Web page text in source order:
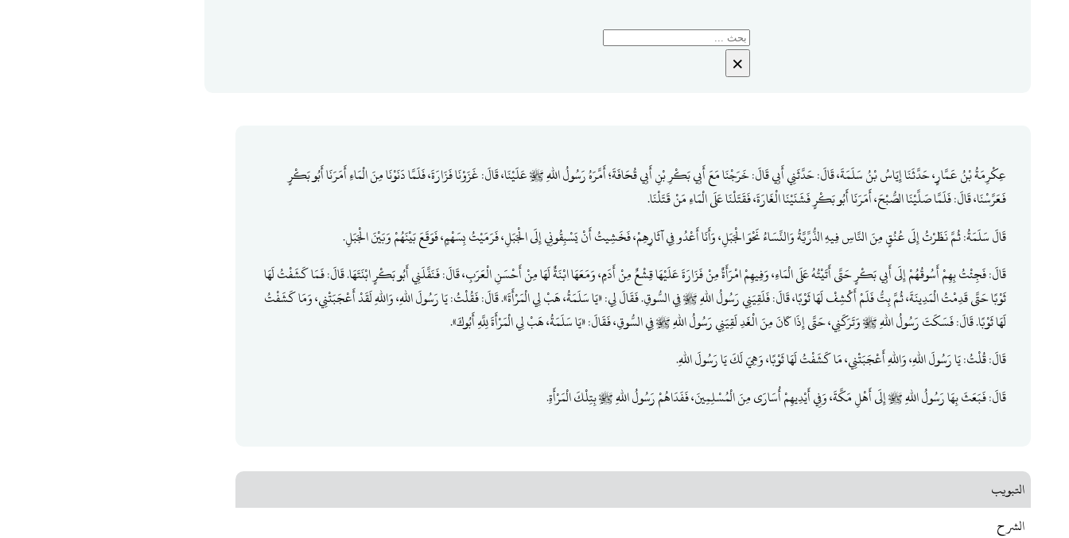
بحث
×
عِكْرِمَةُ بْنُ عَمَّارٍ، حَدَّثَنَا إِيَاسُ بْنُ سَلَمَةَ، قَالَ: حَدَّثَنِي أَبِي قَالَ: خَرَجْنَا مَعَ أَبِي بَكْرِ بْنِ أَبِي قُحَافَةَ؛ أَمَّرَهُ رَسُولُ اللهِ ﷺ عَلَيْنَا، قَالَ: غَزَوْنَا فَزَارَةَ، فَلَمَّا دَنَوْنَا مِنَ الْمَاءِ أَمَرَنَا أَبُو بَكْرٍ
فَعَرَّسْنَا، قَالَ: فَلَمَّا صَلَّيْنَا الصُّبْحَ، أَمَرَنَا أَبُو بَكْرٍ فَشَنَيْنَا الْغَارَةَ، فَقَتَلْنَا عَلَى الْمَاءِ مَنْ قَتَلْنَا.
قَالَ سَلَمَةُ: ثُمَّ نَظَرْتُ إِلَى عُنُقٍ مِنَ النَّاسِ فِيهِ الذُّرِّيَّةُ وَالنِّسَاءُ نَحْوَ الْجَبَلِ، وَأَنَا أَعْدُو فِي آثَارِهِمْ، فَخَشِيتُ أَنْ يَسْبِقُونِي إِلَى الْجَبَلِ، فَرَمَيْتُ بِسَهْمٍ، فَوَقَعَ بَيْنَهُمْ وَبَيْنَ الْجَبَلِ.
قَالَ: فَجِئْتُ بِهِمْ أَسُوقُهُمْ إِلَى أَبِي بَكْرٍ حَتَّى أَتَيْتُهُ عَلَى الْمَاءِ، وَفِيهِمْ امْرَأَةٌ مِنْ فَزَارَةَ عَلَيْهَا قِشْعٌ مِنْ أَدَمٍ، وَمَعَهَا ابْنَةٌ لَهَا مِنْ أَحْسَنِ الْعَرَبِ، قَالَ: فَنَفَّلَنِي أَبُو بَكْرٍ ابْنَتَهَا. قَالَ: فَمَا كَشَفْتُ لَهَا
ثَوْبًا حَتَّى قَدِمْتُ الْمَدِينَةَ، ثُمَّ بِتُّ فَلَمْ أَكْشِفْ لَهَا ثَوْبًا، قَالَ: فَلَقِيَنِي رَسُولُ اللهِ ﷺ فِي السُّوقِ. فَقَالَ لِي: «يَا سَلَمَةُ، هَبْ لِي الْمَرْأَةَ». قَالَ: فَقُلْتُ: يَا رَسُولَ اللهِ، وَاللهِ لَقَدْ أَعْجَبَتْنِي، وَمَا كَشَفْتُ
لَهَا ثَوْبًا. قَالَ: فَسَكَتَ رَسُولُ اللهِ ﷺ وَتَرَكَنِي، حَتَّى إِذَا كَانَ مِنَ الْغَدِ لَقِيَنِي رَسُولُ اللهِ ﷺ فِي السُّوقِ، فَقَالَ: «يَا سَلَمَةُ، هَبْ لِي الْمَرْأَةَ لِلَّهِ أَبُوكَ».
قَالَ: قُلْتُ: يَا رَسُولَ اللهِ، وَاللهِ أَعْجَبَتْنِي، مَا كَشَفْتُ لَهَا ثَوْبًا، وَهِيَ لَكَ يَا رَسُولَ اللهِ.
قَالَ: فَبَعَثَ بِهَا رَسُولُ اللهِ ﷺ إِلَى أَهْلِ مَكَّةَ، وَفِي أَيْدِيهِمْ أُسَارَى مِنَ الْمُسْلِمِينَ، فَفَدَاهُمْ رَسُولُ اللهِ ﷺ بِتِلْكَ الْمَرْأَةِ.
التبويب
الشرح